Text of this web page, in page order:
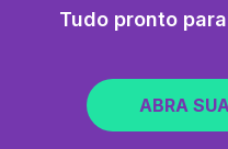
Tudo pronto
ABRA